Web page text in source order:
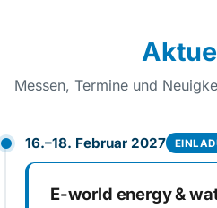
Messen, Termine und
16.–18. Februar 2027
E-world energy &